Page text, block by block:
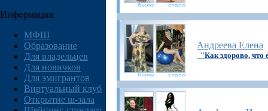
Информация
МФШ
Образование
Для владельцев
Для новичков
Для эмигрантов
Виртуальный клуб
Открытие ш-зала
Андреева Елена
"Как здорово, что